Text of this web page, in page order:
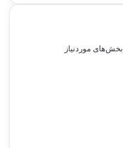
بخش‌های موردنیاز